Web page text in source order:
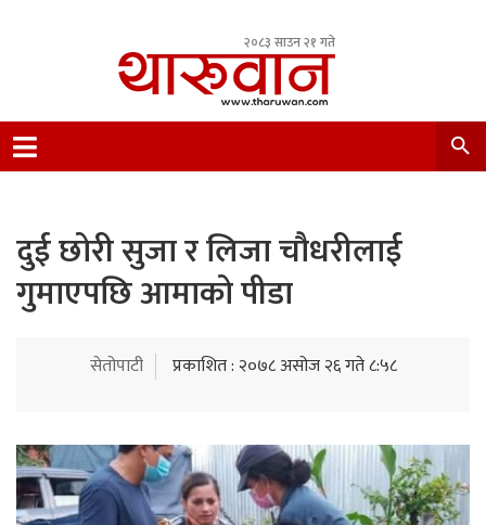
२०८३ साउन २१ गते
Nepal.
दुई छोरी सुजा र लिजा चौधरीलाई
गुमाएपछि आमाको पीडा
सेतोपाटी प्रकाशित : २०७८ असोज २६ गते ८:५८